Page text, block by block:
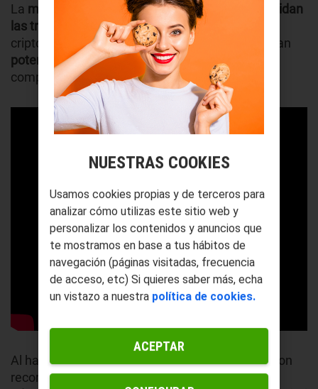
La minería es el proceso mediante el cual
se validan
las transaccionesy se aseguran las redes de
criptomonedas como Bitcoin. Los mineros utilizan
potentes equipos informáticospara resolver
complejos problemas matemáticos.
Al hacerlo,
y son
recompensados connuevas unidades de la
NUESTRAS COOKIES
Usamos cookies propias y de terceros para
analizar cómo utilizas este sitio web y
personalizar los contenidos y anuncios que
te mostramos en base a tus hábitos de
navegación (páginas visitadas, frecuencia
de acceso, etc) Si quieres saber más, echa
un vistazo a nuestra política de cookies.
ACEPTAR